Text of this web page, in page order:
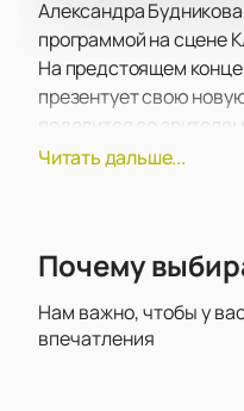
Александра
программой на сцене
На предстоящем
презентует свою
поделится со
новыми мыслями и
Александра
близкими, а также на
У вас есть уникальная
Читать дальше...
Почему
Нам важно, чтобы у
впечатления